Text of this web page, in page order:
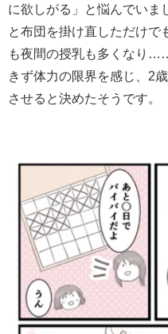
に欲しがる」と悩んでいま
と布団を掛け直しただけで
も夜間の授乳も多くなり
きず体力の限界を感じ、2
させると決めたそうです。